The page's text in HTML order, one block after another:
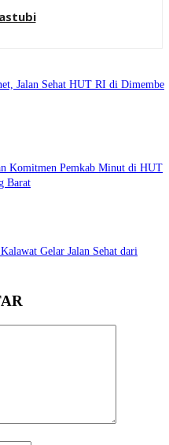
Jalan Sehat HUT RI di Dimembe
Komitmen Pemkab Minut di HUT
Barat
Gelar Jalan Sehat dari